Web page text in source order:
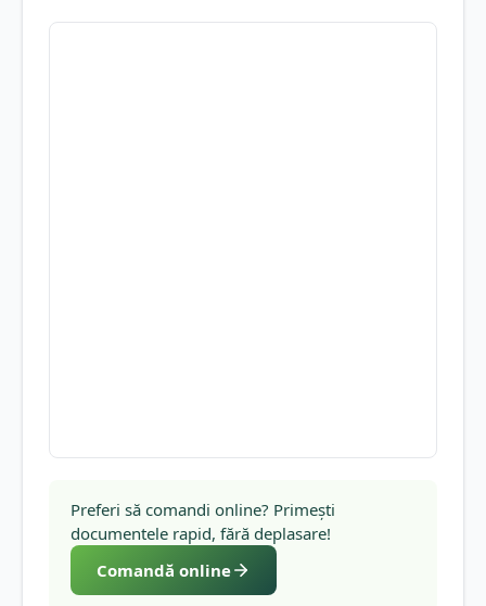
Preferi să comandi online? Primești
documentele rapid, fără deplasare!
Comandă online